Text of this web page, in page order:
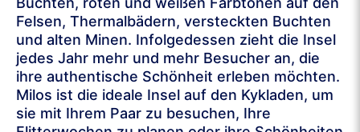
Felsen, Thermalbädern, versteckten Buchten
und alten Minen. Infolgedessen zieht die Insel
jedes Jahr mehr und mehr Besucher an, die
ihre authentische Schönheit erleben möchten.
Milos ist die ideale Insel auf den Kykladen, um
sie mit Ihrem Paar zu besuchen, Ihre